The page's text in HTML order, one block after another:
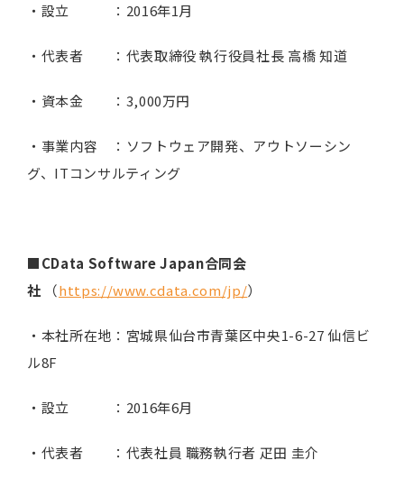
・設立 ：2016年1月
・代表者 ：代表取締役 執行役員社長 高橋 知道
・資本金 ：3,000万円
・事業内容 ：ソフトウェア開発、アウトソーシン
グ、ITコンサルティング
■CData Software Japan合同会
社 （https://www.cdata.com/jp/）
・本社所在地：宮城県仙台市青葉区中央1-6-27 仙信ビ
ル8F
・設立 ：2016年6月
・代表者 ：代表社員 職務執行者 疋田 圭介